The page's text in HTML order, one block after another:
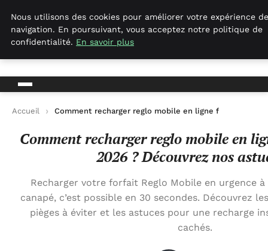
empirenewswire
Accueil Comment recharger reglo mobile en ligne facilement
Comment recharger reglo mobile en
2026 ? Découvrez nos
Recharger votre forfait Reglo Mobile en urgence à
canapé, c’est possible en 30 secondes. Découvrez
pièges à éviter et les astuces pour une recharge
cachés.
Nous utilisons des cookies pour améliorer votre expérience de
navigation. En poursuivant, vous acceptez notre politique de
confidentialité. En savoir plus